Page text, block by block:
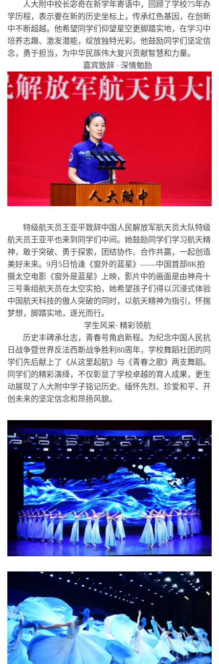
人大附中校长宓奇在新学年寄语中，回顾了学校75年办
学历程，表示要在新的历史坐标上，传承红色基因，在创新
中不断超越。他希望同学们仰望星空更脚踏实地，在学习中
培养志趣、激发潜能，绽放独特光彩。他鼓励同学们坚定信
念，勇于担当，为中华民族伟大复兴贡献智慧和力量。
嘉宾致辞 · 深情勉励
特级航天员王亚平致辞中国人民解放军航天员大队特级
航天员王亚平也来到同学们中间。她鼓励同学们学习航天精
神，敢于突破、勇于探索，团结协作、合作共赢，一起创造
美好未来。9月5日恰逢《窗外的蓝星》——中国首部8K拍
摄太空电影《窗外是蓝星》上映，影片中的画面是由神舟十
三号乘组航天员在太空实拍，她希望孩子们得以沉浸式体验
中国航天科技的傲人突破的同时，以航天精神为指引，怀揣
梦想，脚踏实地，逐光而行。
学生风采· 精彩领航
历史丰碑承壮志，青春号角启新程。为纪念中国人民抗
日战争暨世界反法西斯战争胜利80周年，学校舞蹈社团的同
学们先后献上了《从这里起航》与《青春之歌》两支舞蹈。
同学们的精彩演绎，不仅彰显了学校卓越的育人成果，更生
动展现了人大附中学子铭记历史、缅怀先烈、珍爱和平、开
创未来的坚定信念和昂扬风貌。